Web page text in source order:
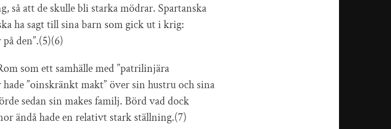
så att de skulle bli starka mödrar. Spartanska
ha sagt till sina barn som gick ut i krig:
den”.(5)(6)
som ett samhälle med ”patrilinjära
”oinskränkt makt” över sin hustru och sina
sedan sin makes familj. Börd vad dock
ändå hade en relativt stark ställning.(7)